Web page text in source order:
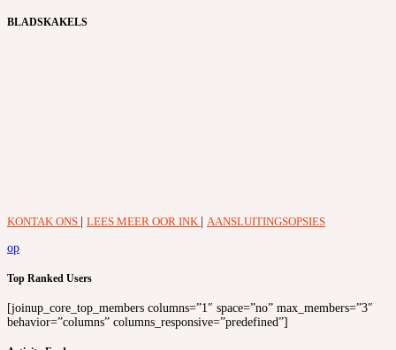
BLADSKAKELS
KONTAK ONS LEES MEER OOR INK
AANSLUITINGSOPSIES
op
Top Ranked Users
[joinup_core_top_members columns=”1″ space=”no” max_members=”3″
behavior=”columns” columns_responsive=”predefined”]